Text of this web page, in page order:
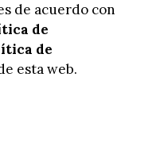
de acuerdo con
de
de
esta web.